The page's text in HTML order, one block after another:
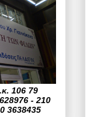
106 79
- 210
3638435